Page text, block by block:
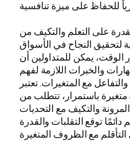
على التعلم والتكيف من
لتحقيق النجاح في الأسواق
الوقت، يمكن للمتداولين أن
والخبرات اللازمة لفهم
مع المتغيرات. تعتبر
متغيرة باستمرار، تتطلب من
والتكيف مع التحديات
دائمًا توقع التقلبات والقدرة